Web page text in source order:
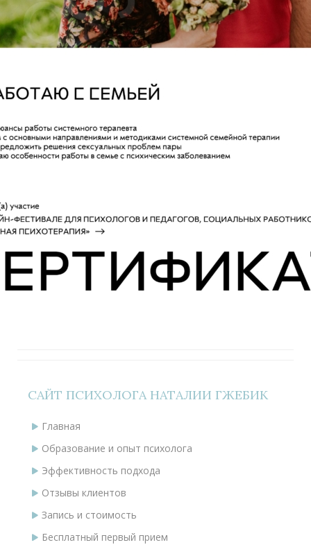
САЙТ ПСИХОЛОГА НАТАЛИИ ГЖЕБИК
Главная
Образование и опыт психолога
Эффективность подхода
Отзывы клиентов
Запись и стоимость
Бесплатный первый прием